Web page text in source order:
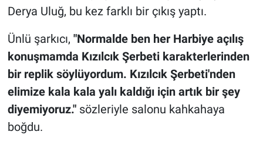
Derya Uluğ, bu kez farklı bir çıkış yaptı.
Ünlü şarkıcı, "Normalde ben her Harbiye açılış
konuşmamda Kızılcık Şerbeti karakterlerinden
bir replik söylüyordum. Kızılcık Şerbeti'nden
elimize kala kala yalı kaldığı için artık bir şey
diyemiyoruz."sözleriyle salonu kahkahaya
boğdu.